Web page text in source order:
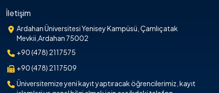
İletişim
Ardahan Üniversitesi Yenisey Kampüsü, Çamlıçatak
Mevkii,Ardahan 75002
+90 (478) 2117575
+90 (478) 2117509
Üniversitemize yeni kayıt yaptıracak öğrencilerimiz, kayıt